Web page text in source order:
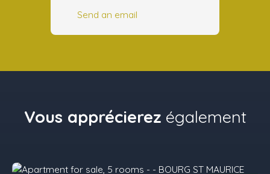
Send an email
Vous apprécierez également